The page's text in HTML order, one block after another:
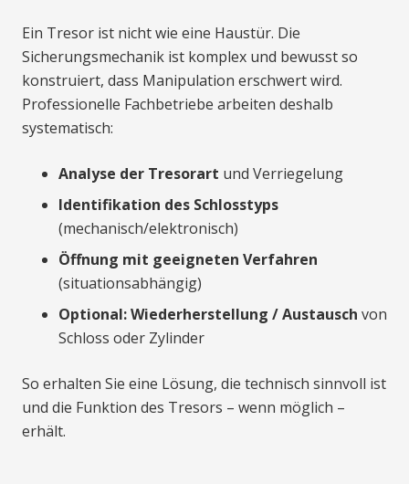
Ein Tresor ist nicht wie eine Haustür. Die
Sicherungsmechanik ist komplex und bewusst so
konstruiert, dass Manipulation erschwert wird.
Professionelle Fachbetriebe arbeiten deshalb
systematisch:
Analyse der Tresorart und Verriegelung
Identifikation des Schlosstyps
(mechanisch/elektronisch)
Öffnung mit geeigneten Verfahren
(situationsabhängig)
Optional: Wiederherstellung / Austausch von
Schloss oder Zylinder
So erhalten Sie eine Lösung, die technisch sinnvoll ist
und die Funktion des Tresors – wenn möglich –
erhält.